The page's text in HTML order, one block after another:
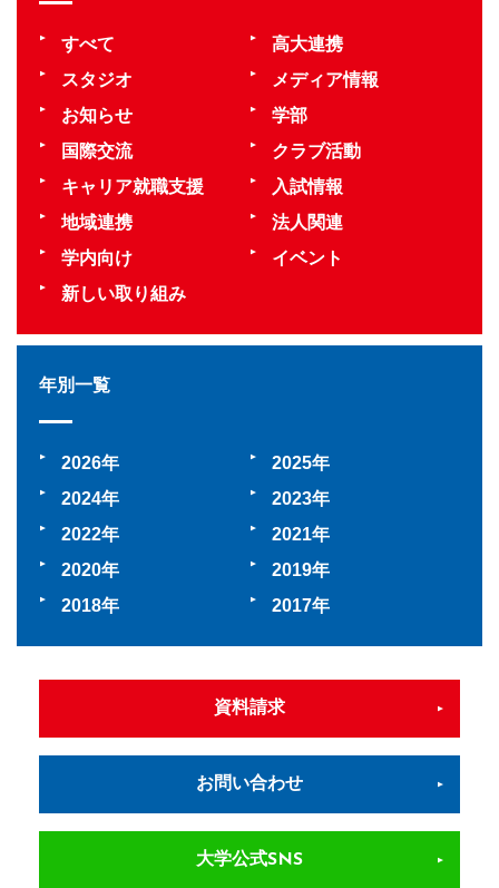
すべて
高大連携
スタジオ
メディア情報
お知らせ
学部
国際交流
クラブ活動
キャリア就職支援
入試情報
地域連携
法人関連
学内向け
イベント
新しい取り組み
年別一覧
2026
2025
2024
2023
2022
2021
2020
2019
2018
2017
資料請求
お問い合わせ
大学公式SNS